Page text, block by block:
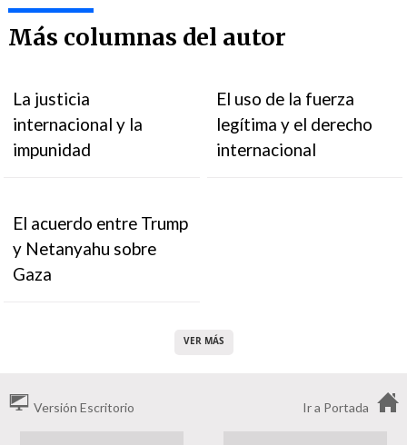
Más columnas del autor
La justicia
internacional y la
impunidad
El uso de la fuerza
legítima y el derecho
internacional
El acuerdo entre Trump
y Netanyahu sobre
Gaza
VER MÁS
Versión Escritorio Ir a Portada